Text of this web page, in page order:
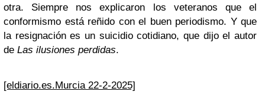
otra. Siempre nos explicaron los veteranos que el
conformismo está reñido con el buen periodismo. Y que
la resignación es un suicidio cotidiano, que dijo el autor
de Las ilusiones perdidas.
[eldiario.es.Murcia 22-2-2025]